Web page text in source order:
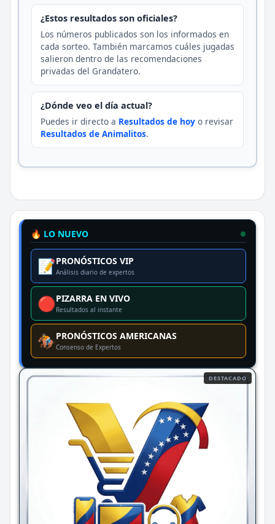
¿Estos resultados son oficiales?
Los números publicados son los informados en
cada sorteo. También marcamos cuáles jugadas
salieron dentro de las recomendaciones
privadas del Grandatero.
¿Dónde veo el día actual?
Puedes ir directo a Resultados de hoy o revisar
Resultados de Animalitos.
🔥 LO NUEVO
📝PRONÓSTICOS VIP
Análisis diario de expertos
🔴PIZARRA EN VIVO
Resultados al instante
🏇PRONÓSTICOS AMERICANAS
Consenso de Expertos
DESTACADO